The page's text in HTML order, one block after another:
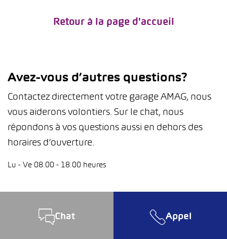
Retour à la page d'accueil
Avez-vous d’autres questions?
Contactez directement votre garage AMAG, nous
vous aiderons volontiers. Sur le chat, nous
répondons à vos questions aussi en dehors des
horaires d’ouverture.
Lu - Ve 08.00 - 18.00 heures
Chat Appel